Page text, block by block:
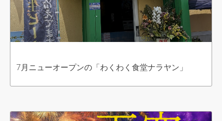
7月ニューオープンの「わくわく食堂ナラヤン」